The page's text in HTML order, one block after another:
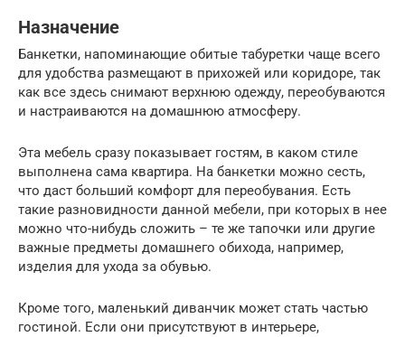
Назначение
Банкетки, напоминающие обитые табуретки чаще всего
для удобства размещают в прихожей или коридоре, так
как все здесь снимают верхнюю одежду, переобуваются
и настраиваются на домашнюю атмосферу.
Эта мебель сразу показывает гостям, в каком стиле
выполнена сама квартира. На банкетки можно сесть,
что даст больший комфорт для переобувания. Есть
такие разновидности данной мебели, при которых в нее
можно что-нибудь сложить – те же тапочки или другие
важные предметы домашнего обихода, например,
изделия для ухода за обувью.
Кроме того, маленький диванчик может стать частью
гостиной. Если они присутствуют в интерьере,